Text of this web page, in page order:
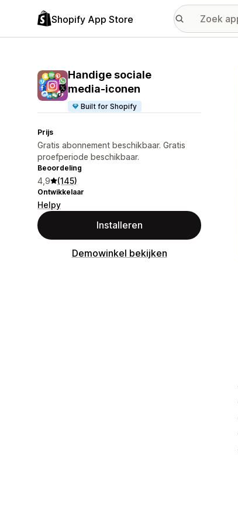
Shopify App Store
Handige sociale
media‑iconen
Built for Shopify
Prijs
Gratis abonnement beschikbaar. Gratis
proefperiode beschikbaar.
Beoordeling
4,9 (145)
Ontwikkelaar
Helpy
Installeren
Demowinkel bekijken